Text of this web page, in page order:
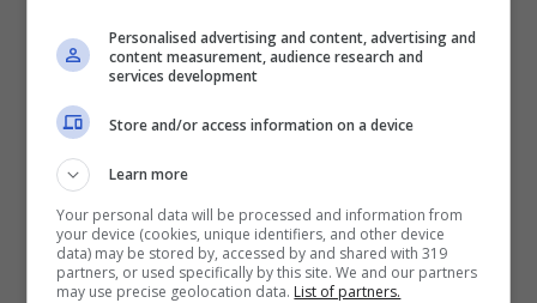
dalla
Snell Foundation– ente leader nella
certificazione della sicurezza dei
dispositivi per motociclisti – dopo 5 anni
dall’acquisto si registra tipicamente un
deterioramento dell’ imbottitura interna
tale da rendere il casco più largo fino a
Personalised advertising and content, advertising and
content measurement, audience research and
services development
Store and/or access information on a device
Learn more
Your personal data will be processed and information from
your device (cookies, unique identifiers, and other device
data) may be stored by, accessed by and shared with 319
partners, or used specifically by this site. We and our partners
may use precise geolocation data. List of partners.